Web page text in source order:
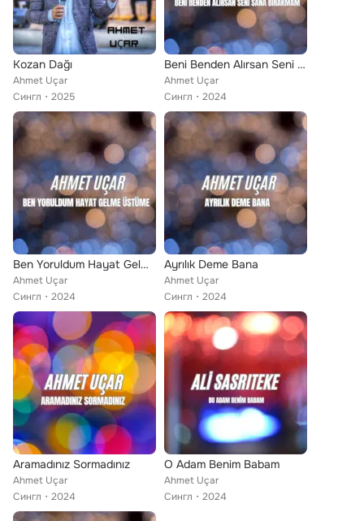
Kozan Dağı
Ahmet Uçar
Сингл
2025
Beni Benden Alırsan Seni Sana Bırakmam
Ahmet Uçar
Сингл
2024
Ben Yoruldum Hayat Gelme Üstüme
Ahmet Uçar
Сингл
2024
Ayrılık Deme Bana
Ahmet Uçar
Сингл
2024
Aramadınız Sormadınız
Ahmet Uçar
Сингл
2024
O Adam Benim Babam
Ahmet Uçar
Сингл
2024